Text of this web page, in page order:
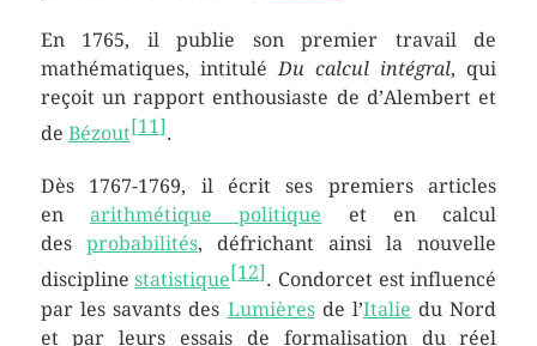
En 1765, il publie son premier travail de
mathématiques, intituléDu calcul intégral, qui
reçoit un rapport enthousiaste de d’Alembert et
de Bézout[11].
Dès 1767-1769, il écrit ses premiers articles
en arithmétique politique et en calcul
des probabilités, défrichant ainsi la nouvelle
disciplinestatistique [12]. Condorcet est influencé
par les savants des Lumièresde l’Italie du Nord
et par leurs essais de formalisation du réel